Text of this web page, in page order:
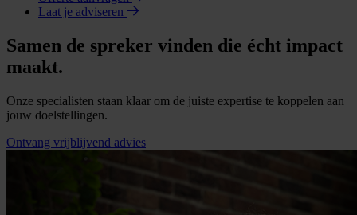
Laat je adviseren
Samen de spreker vinden die écht impact
maakt.
Onze specialisten staan klaar om de juiste expertise te koppelen aan
jouw doelstellingen.
Ontvang vrijblijvend advies